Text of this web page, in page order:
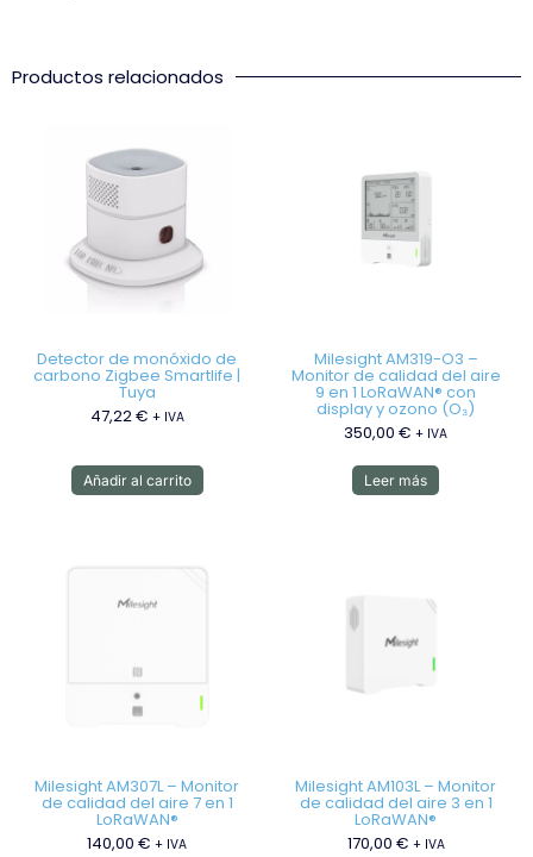
Productos relacionados
Detector de monóxido de
carbono Zigbee Smartlife |
Tuya
47,22€ + IVA
Añadir al carrito
Milesight AM319-O3 –
Monitor de calidad del aire
9 en 1 LoRaWAN® con
display y ozono (O₃)
350,00€ + IVA
Leer más
Milesight AM307L – Monitor
de calidad del aire 7 en 1
LoRaWAN®
140,00€ + IVA
Milesight AM103L – Monitor
de calidad del aire 3 en 1
LoRaWAN®
170,00 € + IVA